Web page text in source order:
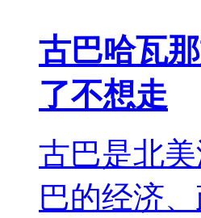
古巴哈瓦
了不想走
古巴是北
巴的经济